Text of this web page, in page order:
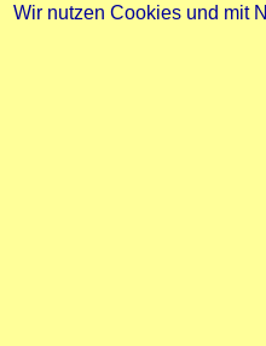
Wir nutzen Cookies und mit